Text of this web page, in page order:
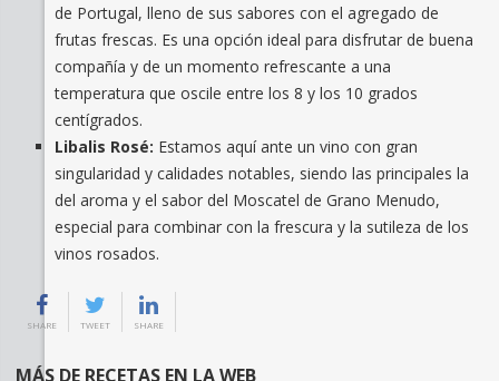
de Portugal, lleno de sus sabores con el agregado de
frutas frescas. Es una opción ideal para disfrutar de buena
compañía y de un momento refrescante a una
temperatura que oscile entre los 8 y los 10 grados
centígrados.
Libalis Rosé: Estamos aquí ante un vino con gran
singularidad y calidades notables, siendo las principales la
del aroma y el sabor del Moscatel de Grano Menudo,
especial para combinar con la frescura y la sutileza de los
vinos rosados.
SHARE TWEET SHARE
MÁS DE RECETAS EN LA WEB